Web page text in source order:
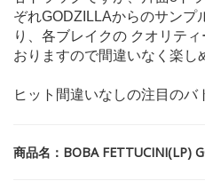
ぞれGODZILLAからのサンプ
り、各ブレイクの クオリテ
おりますので間違いなく楽し
ヒット間違いなしの注目のバ
商品名：BOBA FETTUCINI(LP)